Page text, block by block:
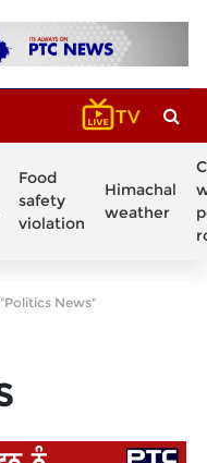
Food
safety
violation
Himachal
weather
News"